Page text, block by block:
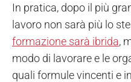
In pratica, dopo il più
lavoro non sarà più lo
formazione sarà ibrida,
modo di lavorare e le
quali formule vincenti e